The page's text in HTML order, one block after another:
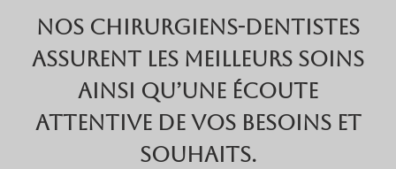
NOS CHIRURGIENS-DENTISTES
ASSURENT LES MEILLEURS SOINS
AINSI QU’UNE ÉCOUTE
ATTENTIVE DE VOS BESOINS ET
SOUHAITS.